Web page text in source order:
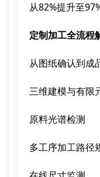
从82%提升至97%
定制加工全流程
从图纸确认到成
三维建模与有限
原料光谱检测
多工序加工路径